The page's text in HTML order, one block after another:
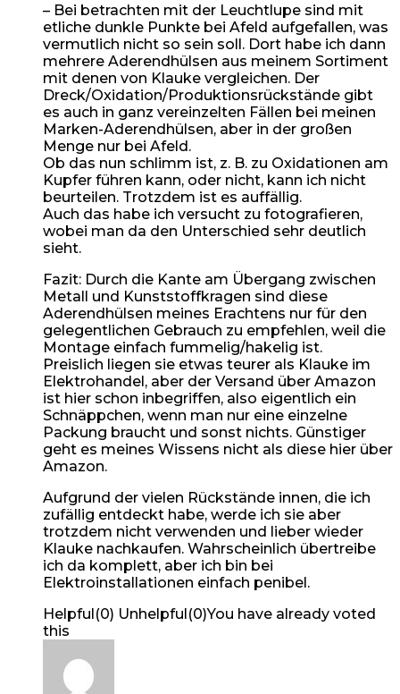
– Bei betrachten mit der Leuchtlupe sind mit
etliche dunkle Punkte bei Afeld aufgefallen, was
vermutlich nicht so sein soll. Dort habe ich dann
mehrere Aderendhülsen aus meinem Sortiment
mit denen von Klauke vergleichen. Der
Dreck/Oxidation/Produktionsrückstände gibt
es auch in ganz vereinzelten Fällen bei meinen
Marken-Aderendhülsen, aber in der großen
Menge nur bei Afeld.
Ob das nun schlimm ist, z. B. zu Oxidationen am
Kupfer führen kann, oder nicht, kann ich nicht
beurteilen. Trotzdem ist es auffällig.
Auch das habe ich versucht zu fotografieren,
wobei man da den Unterschied sehr deutlich
sieht.
Fazit: Durch die Kante am Übergang zwischen
Metall und Kunststoffkragen sind diese
Aderendhülsen meines Erachtens nur für den
gelegentlichen Gebrauch zu empfehlen, weil die
Montage einfach fummelig/hakelig ist.
Preislich liegen sie etwas teurer als Klauke im
Elektrohandel, aber der Versand über Amazon
ist hier schon inbegriffen, also eigentlich ein
Schnäppchen, wenn man nur eine einzelne
Packung braucht und sonst nichts. Günstiger
geht es meines Wissens nicht als diese hier über
Amazon.
Aufgrund der vielen Rückstände innen, die ich
zufällig entdeckt habe, werde ich sie aber
trotzdem nicht verwenden und lieber wieder
Klauke nachkaufen. Wahrscheinlich übertreibe
ich da komplett, aber ich bin bei
Elektroinstallationen einfach penibel.
Helpful(0) Unhelpful(0)You have already voted
this